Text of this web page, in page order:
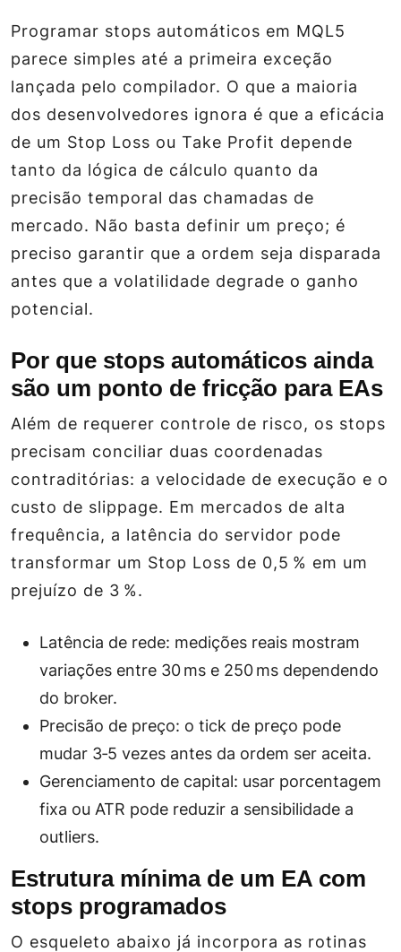
Programar stops automáticos em MQL5
parece simples até a primeira exceção
lançada pelo compilador. O que a maioria
dos desenvolvedores ignora é que a eficácia
de um Stop Loss ou Take Profit depende
tanto da lógica de cálculo quanto da
precisão temporal das chamadas de
mercado. Não basta definir um preço; é
preciso garantir que a ordem seja disparada
antes que a volatilidade degrade o ganho
potencial.
Por que stops automáticos ainda
são um ponto de fricção para EAs
Além de requerer controle de risco, os stops
precisam conciliar duas coordenadas
contraditórias: a velocidade de execução e o
custo de slippage. Em mercados de alta
frequência, a latência do servidor pode
transformar um Stop Loss de 0,5 % em um
prejuízo de 3 %.
Latência de rede: medições reais mostram
variações entre 30 ms e 250 ms dependendo
do broker.
Precisão de preço: o tick de preço pode
mudar 3‑5 vezes antes da ordem ser aceita.
Gerenciamento de capital: usar porcentagem
fixa ou ATR pode reduzir a sensibilidade a
outliers.
Estrutura mínima de um EA com
stops programados
O esqueleto abaixo já incorpora as rotinas